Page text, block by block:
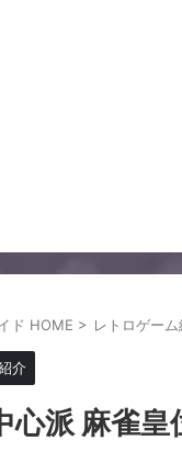
ド HOME > レトロゲーム
介
派 麻雀